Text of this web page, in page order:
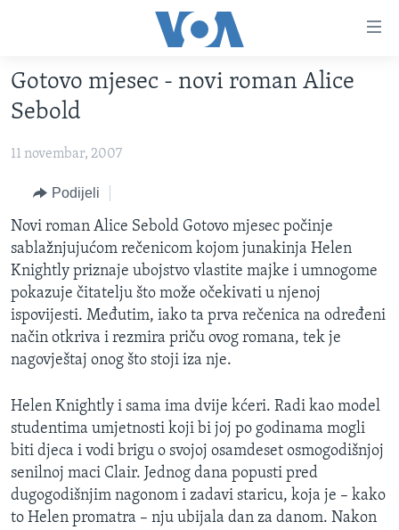
glavni
sadržaj
na
navigaciju
Idi
na
pretragu
FOTOGRAFIJE DANA
VIJESTI
SJEDINJENE AMERIČKE DRŽAVE
BOSNA I HERCEGOVINA
SVIJET
NAUKA I TEHNOLOGIJA
SPECIJALNI PROJEKTI
KORUPCIJA
SLOBODA MEDIJA
ŽENSKA STRANA
MAGAZIN
O GLASU AMERIKE
Learning English
Gotovo mjesec - novi roman Alice
Sebold
11 novembar, 2007
Podijeli
Novi roman Alice Sebold Gotovo mjesec počinje
sablažnjujućom rečenicom kojom junakinja Helen
Knightly priznaje ubojstvo vlastite majke i umnogome
pokazuje čitatelju što može očekivati u njenoj
ispovijesti. Međutim, iako ta prva rečenica na određeni
način otkriva i rezmira priču ovog romana, tek je
nagovještaj onog što stoji iza nje.
Helen Knightly i sama ima dvije kćeri. Radi kao model
studentima umjetnosti koji bi joj po godinama mogli
biti djeca i vodi brigu o svojoj osamdeset osmogodišnjoj
senilnoj maci Clair. Jednog dana popusti pred
dugogodišnjim nagonom i zadavi staricu, koja je – kako
to Helen promatra – nju ubijala dan za danom. Nakon